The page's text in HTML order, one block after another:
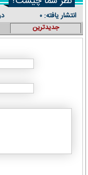
انتشار یافته: ۰
جدیدترین